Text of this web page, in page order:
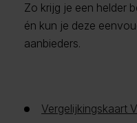
Zo krijg je een helder
én kun je deze
aanbieders.
Vergelijkingskaart